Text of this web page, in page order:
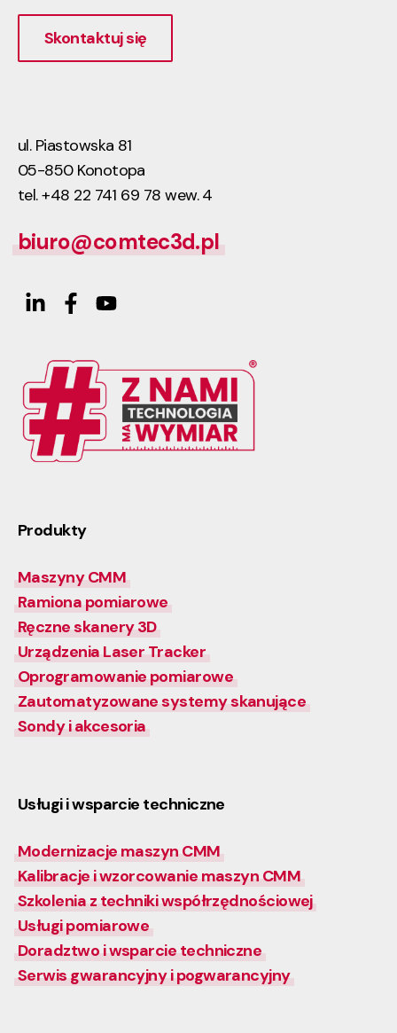
Skontaktuj się
ul. Piastowska 81
05-850 Konotopa
tel. +48 22 741 69 78 wew. 4
biuro@comtec3d.pl
Produkty
Maszyny CMM
Ramiona pomiarowe
Ręczne skanery 3D
Urządzenia Laser Tracker
Oprogramowanie pomiarowe
Zautomatyzowane systemy skanujące
Sondy i akcesoria
Usługi i wsparcie techniczne
Modernizacje maszyn CMM
Kalibracje i wzorcowanie maszyn CMM
Szkolenia z techniki współrzędnościowej
Usługi pomiarowe
Doradztwo i wsparcie techniczne
Serwis gwarancyjny i pogwarancyjny